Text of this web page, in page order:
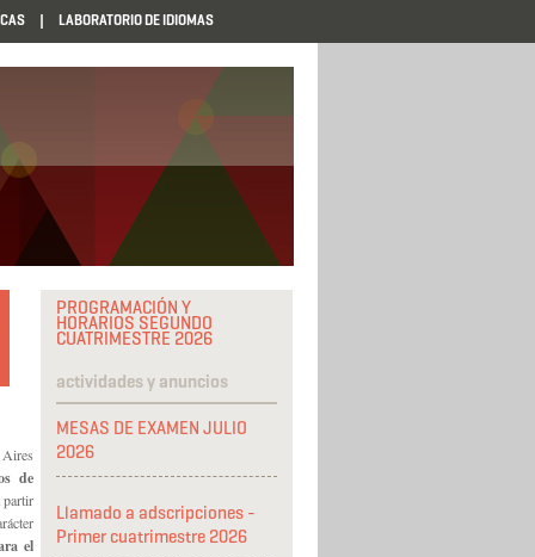
LABORATORIO DE IDIOMAS
PROGRAMACIÓN Y
HORARIOS SEGUNDO
CUATRIMESTRE 2026
actividades y anuncios
MESAS DE EXAMEN JULIO
2026
Llamado a adscripciones -
Primer cuatrimestre 2026
de
partir
el